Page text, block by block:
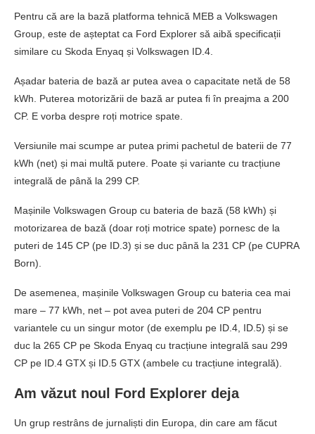
Pentru că are la bază platforma tehnică MEB a Volkswagen
Group, este de așteptat ca Ford Explorer să aibă specificații
similare cu Skoda Enyaq și Volkswagen ID.4.
Așadar bateria de bază ar putea avea o capacitate netă de 58
kWh. Puterea motorizării de bază ar putea fi în preajma a 200
CP. E vorba despre roți motrice spate.
Versiunile mai scumpe ar putea primi pachetul de baterii de 77
kWh (net) și mai multă putere. Poate și variante cu tracțiune
integrală de până la 299 CP.
Mașinile Volkswagen Group cu bateria de bază (58 kWh) și
motorizarea de bază (doar roți motrice spate) pornesc de la
puteri de 145 CP (pe ID.3) și se duc până la 231 CP (pe CUPRA
Born).
De asemenea, mașinile Volkswagen Group cu bateria cea mai
mare – 77 kWh, net – pot avea puteri de 204 CP pentru
variantele cu un singur motor (de exemplu pe ID.4, ID.5) și se
duc la 265 CP pe Skoda Enyaq cu tracțiune integrală sau 299
CP pe ID.4 GTX și ID.5 GTX (ambele cu tracțiune integrală).
Am văzut noul Ford Explorer deja
Un grup restrâns de jurnaliști din Europa, din care am făcut